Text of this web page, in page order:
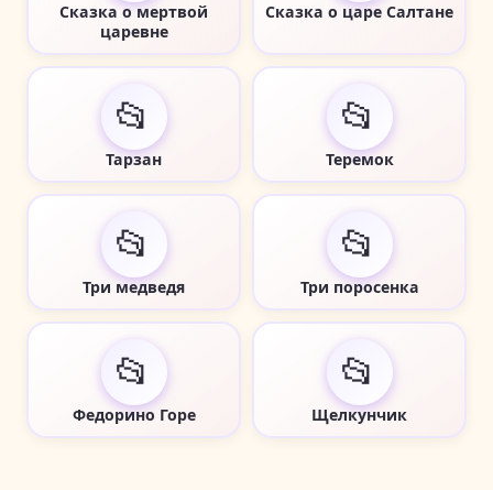
Сказка о мертвой
царевне
Сказка о царе Салтане
📂
Тарзан
📂
Теремок
📂
Три медведя
📂
Три поросенка
📂
Федорино Горе
📂
Щелкунчик